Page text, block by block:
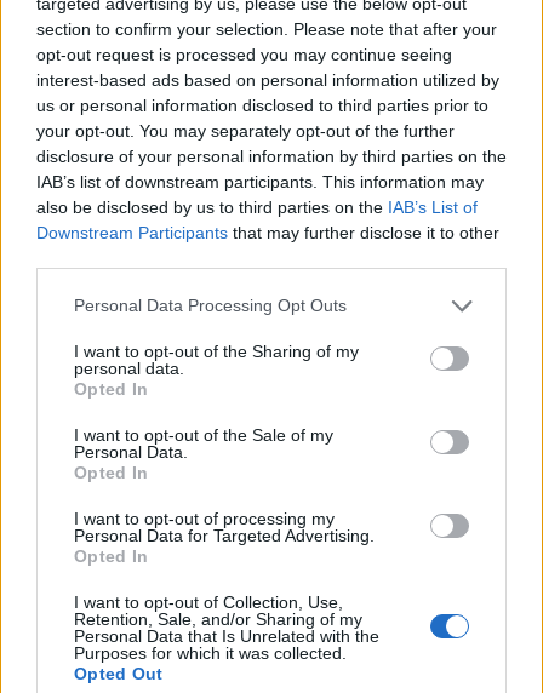
section to confirm your selection. Please note that after your
opt-out request is processed you may continue seeing
interest-based ads based on personal information utilized by
us or personal information disclosed to third parties prior to
your opt-out. You may separately opt-out of the further
disclosure of your personal information by third parties on the
IAB’s list of downstream participants. This information may
also be disclosed by us to third parties on the IAB’s List of
Downstream Participants that may further disclose it to other
Personal Data Processing Opt Outs
I want to opt-out of the Sharing of my
personal data.
Opted In
I want to opt-out of the Sale of my
Personal Data.
Opted In
I want to opt-out of processing my
Personal Data for Targeted Advertising.
Opted In
I want to opt-out of Collection, Use,
Retention, Sale, and/or Sharing of my
Personal Data that Is Unrelated with the
Purposes for which it was collected.
Opted Out
Morro Sonoro recebe este sábado o DJ e ator
Nuno Lopes
7/08/2026
criativas de 8 a 22 de agosto
6/08/2026